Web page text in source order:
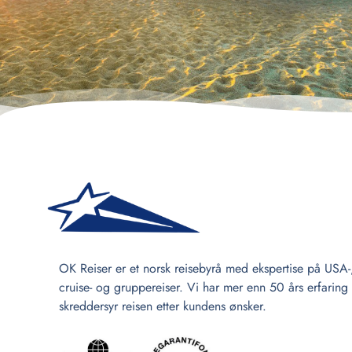
OK Reiser er et norsk reisebyrå med ekspertise på
cruise- og gruppereiser. Vi har mer enn 50 års
skreddersyr reisen etter kundens ønsker.